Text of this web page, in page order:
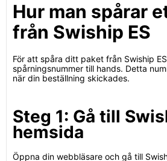
Hur man spårar
från Swiship ES
För att spåra ditt paket från Swiship
spårningsnummer till hands. Detta
när din beställning skickades.
Steg 1: Gå till
hemsida
Öppna din webbläsare och gå till